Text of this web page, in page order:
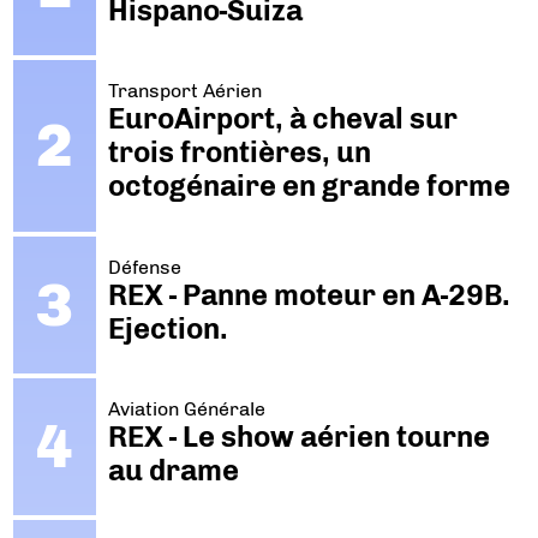
Hispano-Suiza
Transport Aérien
EuroAirport, à cheval sur
trois frontières, un
octogénaire en grande forme
Défense
REX - Panne moteur en A-29B.
Ejection.
Aviation Générale
REX - Le show aérien tourne
au drame